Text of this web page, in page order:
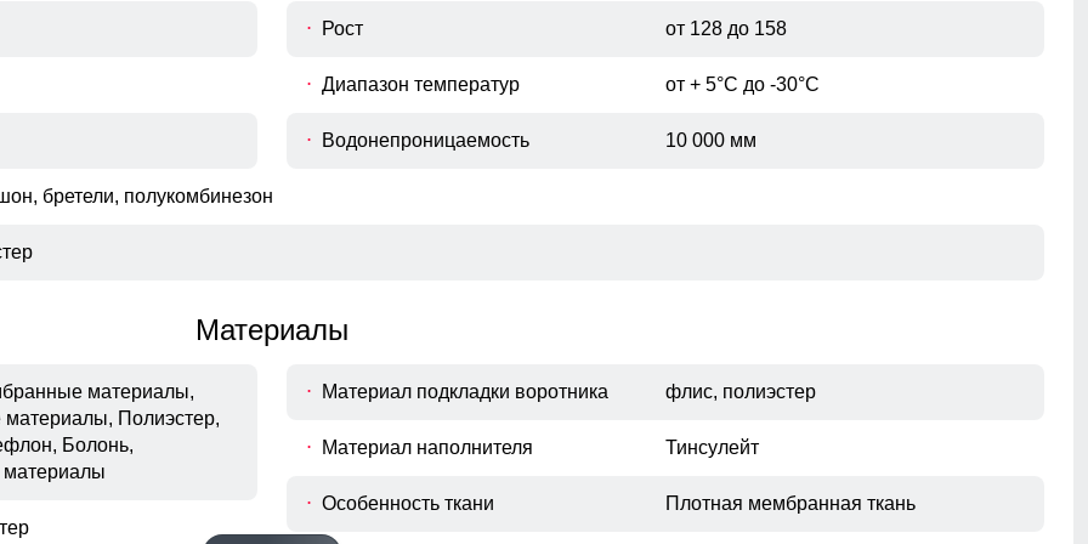
25 46
Узнайте как правильно снять мерки
Полуобхват талии
талии.
C
Полуобхват бёдер
Измеряется по самым широким
точкам ягодиц.
Рост от 128 до 158
Диапазон температур от + 5°С до -30°С
Водонепроницаемость 10 000 мм
бретели, полукомбинезон
Материалы
материалы,
материалы, Полиэстер,
Болонь,
материалы
Материал подкладки воротника флис, полиэстер
Материал наполнителя Тинсулейт
Особенность ткани Плотная мембранная ткань